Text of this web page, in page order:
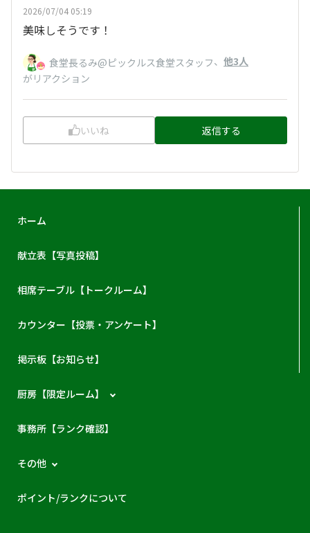
2026/07/04 05:19
美味しそうです！
食堂長るみ@ピックルス食堂スタッフ、 他3人
がリアクション
いいね 返信する
ホーム
献立表【写真投稿】
相席テーブル【トークルーム】
カウンター【投票・アンケート】
掲示板【お知らせ】
厨房【限定ルーム】
事務所【ランク確認】
その他
ポイント/ランクについて